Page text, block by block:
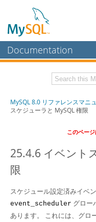
Documentation
MySQL Enterprise
Workbench
Connectors
MySQL.com
Downloads
Download this Manual
MySQL 8.0 リファレンスマニ
スケジューラと MySQL 権限
このペー
25.4.6 イベント
限
スケジュール設定済みイベ
event_scheduler グロー
あります。 これには、グロ